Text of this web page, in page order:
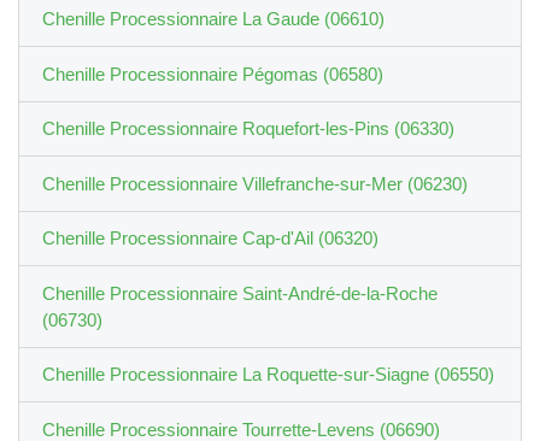
Chenille Processionnaire La Gaude (06610)
Chenille Processionnaire Pégomas (06580)
Chenille Processionnaire Roquefort-les-Pins (06330)
Chenille Processionnaire Villefranche-sur-Mer (06230)
Chenille Processionnaire Cap-d'Ail (06320)
Chenille Processionnaire Saint-André-de-la-Roche
(06730)
Chenille Processionnaire La Roquette-sur-Siagne (06550)
Chenille Processionnaire Tourrette-Levens (06690)